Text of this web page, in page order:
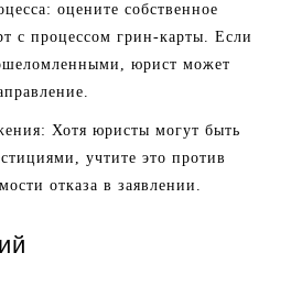
оцените собственное
с процессом грин-карты. Если
юрист может
Хотя юристы могут быть
учтите это против
отказа в заявлении.